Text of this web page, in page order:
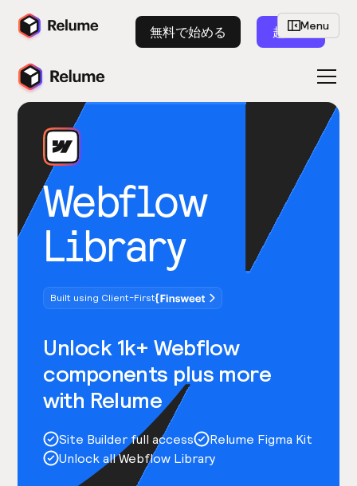
無料で始める 起動
Webflow
Library
Built using Client-First
Unlock 1k+ Webflow
components plus more
with Relume
Site Builder full access
Relume Figma Kit
Unlock all Webflow Library
Menu